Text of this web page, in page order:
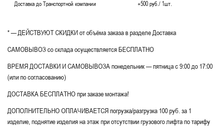
Доставка до Транспортной компании +500 руб./ 1шт.
* — ДЕЙСТВУЮТ СКИДКИ от объёма заказа в разделе Доставка
САМОВЫВОЗ со склада осуществляется БЕСПЛАТНО
ВРЕМЯ ДОСТАВКИ И САМОВЫВОЗА понедельник — пятница с 9:00 до 17:00
(или по согласованию)
ДОСТАВКА БЕСПЛАТНО при заказе монтажа!
ДОПОЛНИТЕЛЬНО ОПЛАЧИВАЕТСЯ погрузка/разгрузка 100 руб. за 1
изделие, поднятие изделия на этаж при отсутствии грузового лифта по тарифу